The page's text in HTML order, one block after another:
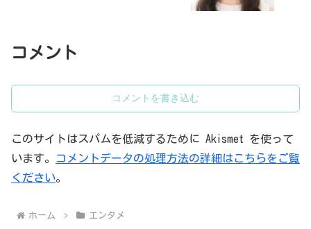
コメント
コメントを書き込む
このサイトはスパムを低減するために Akismet を使って
います。
コメントデータの処理方法の詳細はこちらをご覧
ください。
ホーム エンタメ